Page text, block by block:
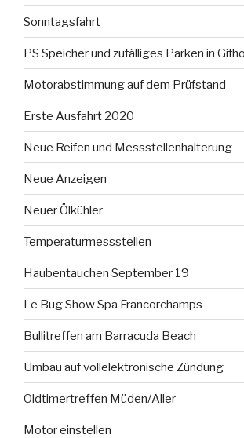
Sonntagsfahrt
PS Speicher und zufälliges Parken in
Motorabstimmung auf dem Prüfstand
Erste Ausfahrt 2020
Neue Reifen und Messstellenhalterung
Neue Anzeigen
Neuer Ölkühler
Temperaturmessstellen
Haubentauchen September 19
Le Bug Show Spa Francorchamps
Bullitreffen am Barracuda Beach
Umbau auf vollelektronische Zündung
Oldtimertreffen Müden/Aller
Motor einstellen